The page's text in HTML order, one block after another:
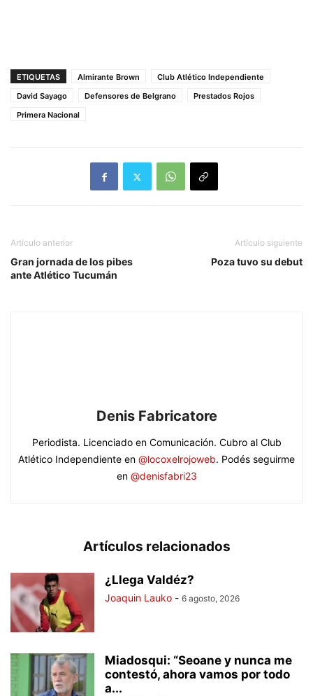
ETIQUETAS Almirante Brown
Club Atlético Independiente
David Sayago
Defensores de Belgrano
Prestados Rojos
Primera Nacional
Artículo anterior
Gran jornada de los pibes
ante Atlético Tucumán
Artículo siguiente
Poza tuvo su debut
Denis Fabricatore
Periodista. Licenciado en Comunicación. Cubro al Club
Atlético Independiente en @locoxelrojoweb. Podés seguirme
en @denisfabri23
Artículos relacionados
¿Llega Valdéz?
Joaquin Lauko - 6 agosto, 2026
Miadosqui: “Seoane y nunca me
contestó, ahora vamos por todo
a...